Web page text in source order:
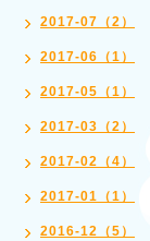
2017-07（2）
2017-06（1）
2017-05（1）
2017-03（2）
2017-02（4）
2017-01（1）
2016-12（5）